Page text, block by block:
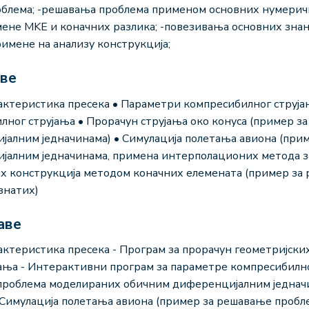
-решавања проблема применом основних
MKE и коначних разлика; -повезивања основних
на анализу конструкција;
пресека • Параметри компресибилног
струјања • Прорачун струјања око конуса (пример
једначинама) • Симулација полетања авиона
једначинама, примена интерполационих метода
конструкција методом коначних елемената (пример
пресека - Програм за прорачун
- Интерактивни програм за параметре
моделираних обичним диференцијалним
полетања авиона (пример за решавање